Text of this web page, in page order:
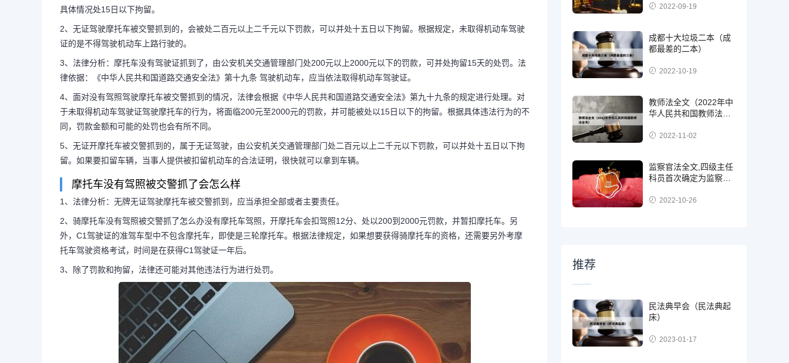
具体情况处15日以下拘留。
2、无证驾驶摩托车被交警抓到的，会被处二百元以上二千元以下罚款，可以并处十五日以下拘留。根据规定，未取得机动车驾驶
证的是不得驾驶机动车上路行驶的。
3、法律分析：摩托车没有驾驶证抓到了，由公安机关交通管理部门处200元以上2000元以下的罚款，可并处拘留15天的处罚。法
律依据：《中华人民共和国道路交通安全法》第十九条 驾驶机动车，应当依法取得机动车驾驶证。
4、面对没有驾照驾驶摩托车被交警抓到的情况，法律会根据《中华人民共和国道路交通安全法》第九十九条的规定进行处理。对
于未取得机动车驾驶证驾驶摩托车的行为，将面临200元至2000元的罚款，并可能被处以15日以下的拘留。根据具体违法行为的不
同，罚款金额和可能的处罚也会有所不同。
5、无证开摩托车被交警抓到的，属于无证驾驶，由公安机关交通管理部门处二百元以上二千元以下罚款，可以并处十五日以下拘
留。如果要扣留车辆，当事人提供被扣留机动车的合法证明，很快就可以拿到车辆。
摩托车没有驾照被交警抓了会怎么样
1、法律分析：无牌无证驾驶摩托车被交警抓到，应当承担全部或者主要责任。
2、骑摩托车没有驾照被交警抓了怎么办没有摩托车驾照，开摩托车会扣驾照12分、处以200到2000元罚款，并暂扣摩托车。另
外，C1驾驶证的准驾车型中不包含摩托车，即使是三轮摩托车。根据法律规定，如果想要获得骑摩托车的资格，还需要另外考摩
托车驾驶资格考试，时间是在获得C1驾驶证一年后。
3、除了罚款和拘留，法律还可能对其他违法行为进行处罚。
2022-09-19
成都十大垃圾二本（成
都最差的二本）
2022-10-19
教师法全文（2022年中
华人民共和国教师法全
2022-11-02
监察官法全文,四级主任
科员首次确定为监察
级?2022-10-26
推荐
民法典早会（民法典起
床）
2023-01-17
无证开摩托车被抓了怎么处理 开无证驾
驶摩托,走的时候交警没说什么,会不会扣
分
1、法律分析：未取得摩托车驾驶证驾驶摩托车上路行驶
被交警抓到的，按照法律规定应处二百元以上二千元以下罚
款，还可根据具体情况处15日以下拘留。